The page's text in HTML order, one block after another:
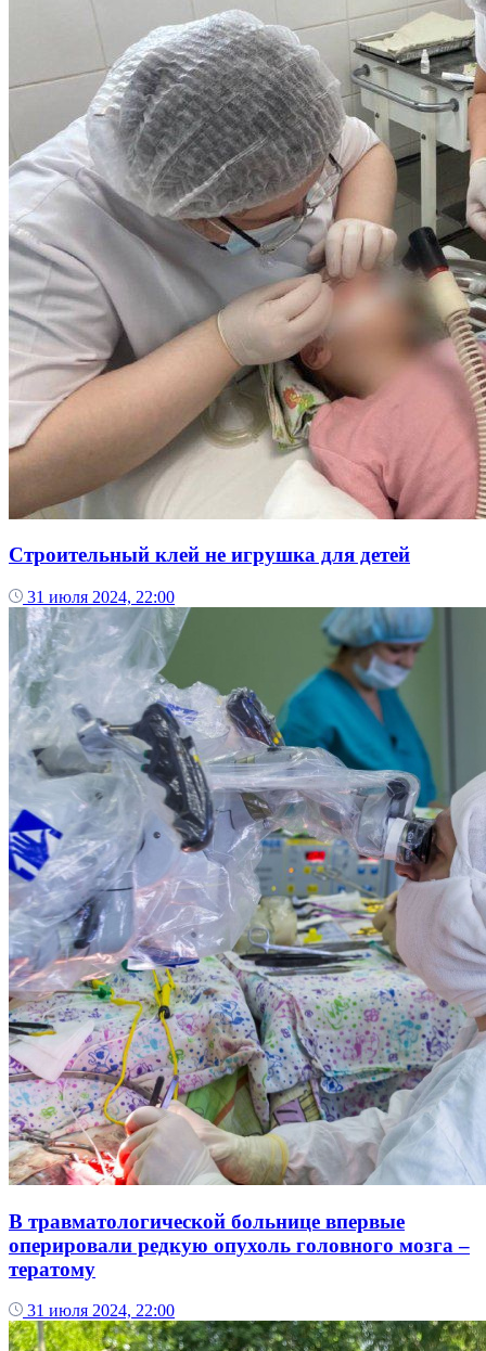
Строительный клей не игрушка для детей
31 июля 2024, 22:00
В травматологической больнице впервые
оперировали редкую опухоль головного мозга –
тератому
31 июля 2024, 22:00